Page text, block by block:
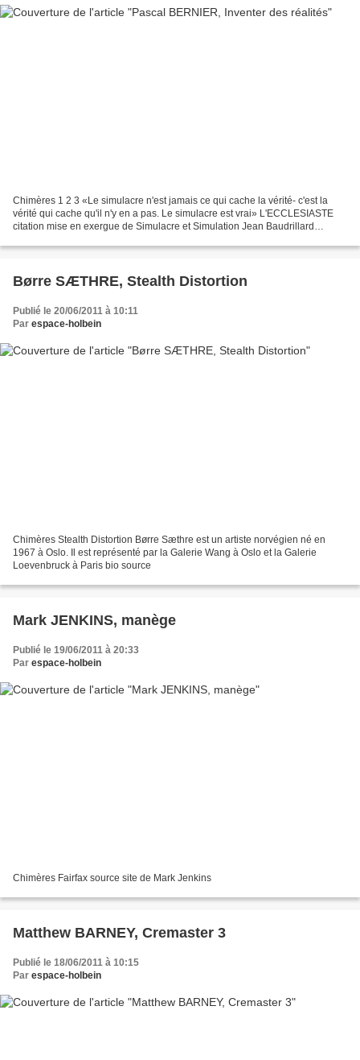
Chimères 1 2 3 «Le simulacre n'est jamais ce qui cache la vérité- c'est la
vérité qui cache qu'il n'y en a pas. Le simulacre est vrai» L'ECCLESIASTE
citation mise en exergue de Simulacre et Simulation Jean Baudrillard
Børre SÆTHRE, Stealth Distortion
Publié le 20/06/2011 à 10:11
Par espace-holbein
Chimères Stealth Distortion Børre Sæthre est un artiste norvégien né en
1967 à Oslo. Il est représenté par la Galerie Wang à Oslo et la Galerie
Loevenbruck à Paris bio source
Mark JENKINS, manège
Publié le 19/06/2011 à 20:33
Par espace-holbein
Chimères Fairfax source site de Mark Jenkins
Matthew BARNEY, Cremaster 3
Publié le 18/06/2011 à 10:15
Par espace-holbein